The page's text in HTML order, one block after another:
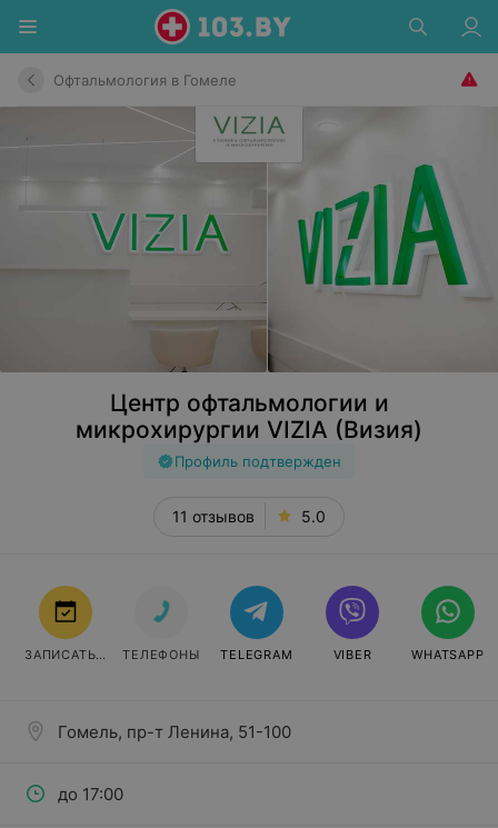
Офтальмология в Гомеле
Центр офтальмологии и
микрохирургии VIZIA (Визия)
Профиль подтвержден
11 отзывов 5.0
Гомель, пр-т Ленина, 51-100
до 17:00
ЗАПИСАТЬСЯ ТЕЛЕФОНЫ TELEGRAM VIBER WHATSAPP